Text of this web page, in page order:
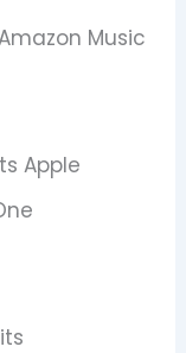
Music
Apple